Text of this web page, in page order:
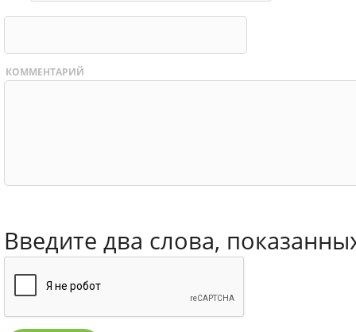
КОММЕНТАРИЙ
Введите два слова,